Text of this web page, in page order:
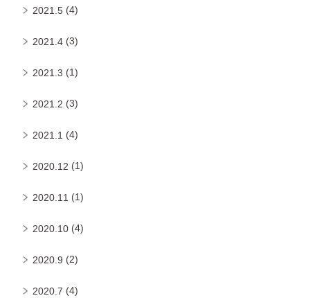
2021.5 (4)
2021.4 (3)
2021.3 (1)
2021.2 (3)
2021.1 (4)
2020.12 (1)
2020.11 (1)
2020.10 (4)
2020.9 (2)
2020.7 (4)